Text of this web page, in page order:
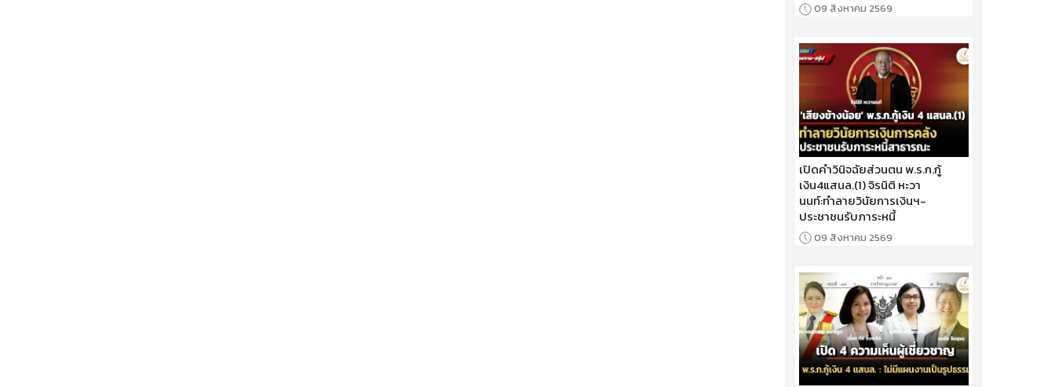
09 สิงหาคม 2569
เปิดคำวินิจฉัยส่วนตน พ.ร.ก.กู้
เงิน4แสนล.(1) จิรนิติ หะวา
นนท์:ทำลายวินัยการเงินฯ-
ประชาชนรับภาระหนี้
09 สิงหาคม 2569